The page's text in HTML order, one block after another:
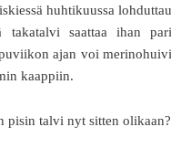
huhtikuussa
saattaa ihan
ajan voi
kaappiin.
pisin talvi nyt sitten olikaan?